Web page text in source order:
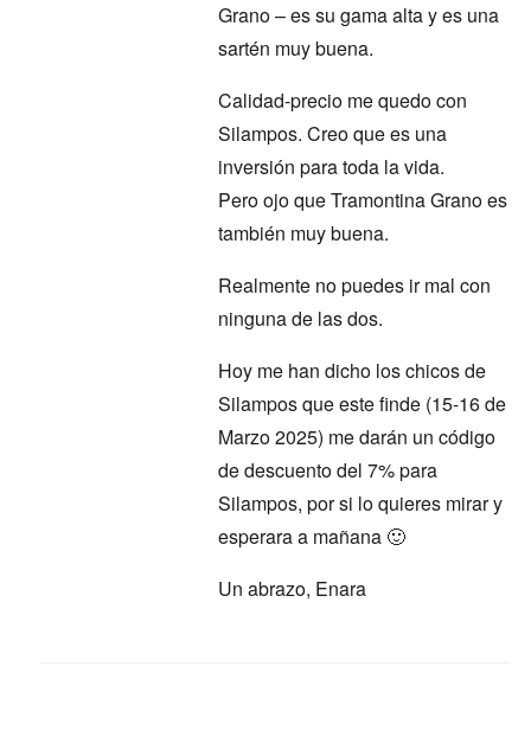
Grano – es su gama alta y es una
sartén muy buena.
Calidad-precio me quedo con
Silampos. Creo que es una
inversión para toda la vida.
Pero ojo que Tramontina Grano es
también muy buena.
Realmente no puedes ir mal con
ninguna de las dos.
Hoy me han dicho los chicos de
Silampos que este finde (15-16 de
Marzo 2025) me darán un código
de descuento del 7% para
Silampos, por si lo quieres mirar y
esperara a mañana 🙂
Un abrazo, Enara